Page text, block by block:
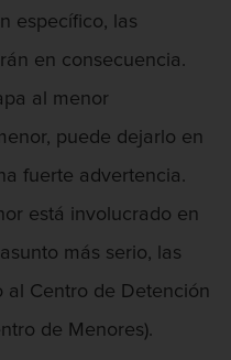
en California
Previo al
específico, las
en consecuencia.
al menor
puede dejarlo en
fuerte advertencia.
está involucrado en
más serio, las
al Centro de Detención
de Menores).